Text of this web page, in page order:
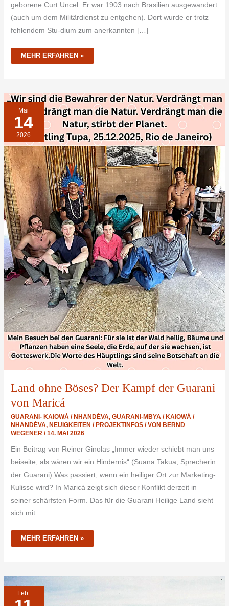
geborene Curt Uncel. Er war 1903 nach Brasilien ausgewandert
(auch um dem Militärdienst zu entgehen). Dort wurde er trotz
fehlendem Stu-dium zum anerkannten […]
MEHR ERFAHREN »
Mai
14
2026
Land ohne Böses? Der Kampf der Guarani
von Maricá
GUARANI- KAIOWÁ / NHANDÉVA,GUARANI-MBYA / KAIOWÁ /
NHANDÉVA,NEUIGKEITEN / PROJEKTINFOS / VONBERND
WEGENER/14. MAI 2026
Ein Beitrag von Reiner Ginolas „Immer wieder schiebt man uns
beiseite, als wären wir ein Hindernis“ (Suana Takua, Sprecherin
der Guarani) Was passiert, wenn ein heiliger Ort zur Marketing-
Kulisse wird? In Maricá zeigt sich dieser Konflikt derzeit in
seiner schärfsten Form. Das für die Guarani Heilige Land sieht
sich mit
LAND
OHNE
BÖSES?
DER
KAMPF
DER
GUARANI
VON
MARICÁ
MEHR ERFAHREN »
Feb.
ARTE-
FILM
„IM